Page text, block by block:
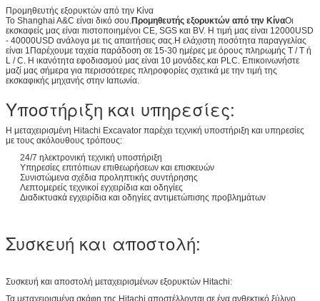
Προμηθευτής εξορυκτών από την Κίνα
Το Shanghai A&C είναι δικό σου.Προμηθευτής εξορυκτών από την ΚίναΟι
εκσκαφείς μας είναι πιστοποιημένοι CE, SGS και BV. Η τιμή μας είναι 12000USD
- 40000USD ανάλογα με τις απαιτήσεις σας.Η ελάχιστη ποσότητα παραγγελίας
είναι 1Παρέχουμε ταχεία παράδοση σε 15-30 ημέρες με όρους πληρωμής T / T ή
L / C. Η ικανότητα εφοδιασμού μας είναι 10 μονάδες.και PLC. Επικοινωνήστε
μαζί μας σήμερα για περισσότερες πληροφορίες σχετικά με την τιμή της
εκσκαφικής μηχανής στην Ιαπωνία.
Υποστήριξη και υπηρεσίες:
Η μεταχειρισμένη Hitachi Excavator παρέχει τεχνική υποστήριξη και υπηρεσίες
με τους ακόλουθους τρόπους:
24/7 ηλεκτρονική τεχνική υποστήριξη
Υπηρεσίες επιτόπιων επιθεωρήσεων και επισκευών
Συνιστώμενα σχέδια προληπτικής συντήρησης
Λεπτομερείς τεχνικοί εγχειρίδια και οδηγίες
Διαδικτυακά εγχειρίδια και οδηγίες αντιμετώπισης προβλημάτων
Συσκευή και αποστολή:
Συσκευή και αποστολή μεταχειρισμένων εξορυκτών Hitachi: